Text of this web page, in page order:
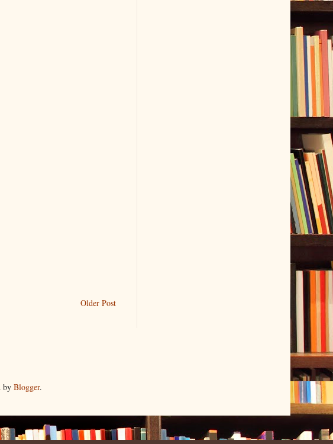
Older Post
by Blogger.